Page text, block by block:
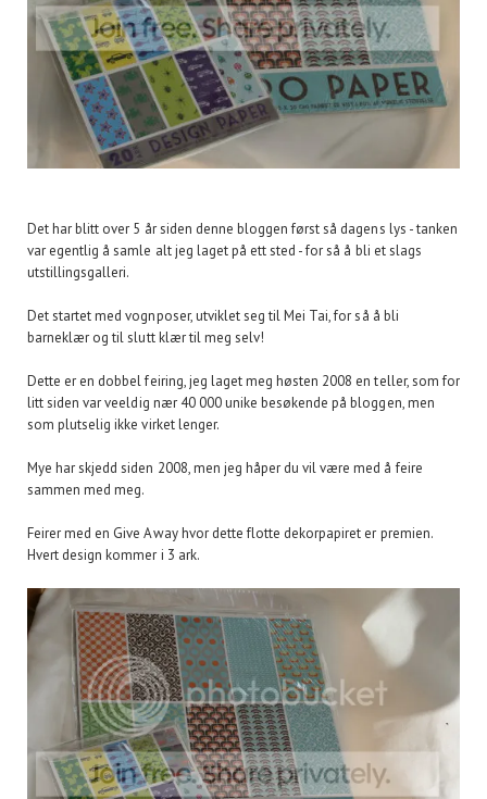
Det har blitt over 5 år siden denne bloggen først så dagens lys - tanken
var egentlig å samle alt jeg laget på ett sted - for så å bli et slags
utstillingsgalleri.
Det startet med vognposer, utviklet seg til Mei Tai, for så å bli
barneklær og til slutt klær til meg selv!
Dette er en dobbel feiring, jeg laget meg høsten 2008 en teller, som for
litt siden var veeldig nær 40 000 unike besøkende på bloggen, men
som plutselig ikke virket lenger.
Mye har skjedd siden 2008, men jeg håper du vil være med å feire
sammen med meg.
Feirer med en Give Away hvor dette flotte dekorpapiret er premien.
Hvert design kommer i 3 ark.